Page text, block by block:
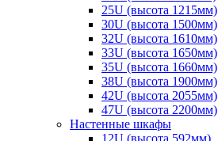
25U (высота 1215мм)
30U (высота 1500мм)
32U (высота 1610мм)
33U (высота 1650мм)
35U (высота 1660мм)
38U (высота 1900мм)
42U (высота 2055мм)
47U (высота 2200мм)
Настенные шкафы
12U (высота 592мм)